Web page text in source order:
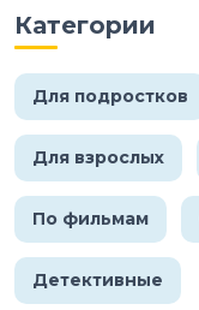
Категории
Для подростков
Для взрослых
По фильмам
Детективные